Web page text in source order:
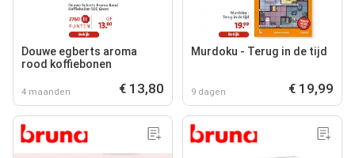
Douwe egberts aroma
rood koffiebonen
4 maanden € 13,80
Murdoku - Terug in de tijd
9 dagen € 19,99